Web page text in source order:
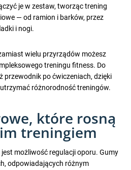
je w zestaw, tworząc trening
— od ramion i barków, przez
i nogi.
wielu przyrządów możesz
treningu fitness. Do
przewodnik po ćwiczeniach, dzięki
utrzymać różnorodność treningów.
które rosną
treningiem
możliwość regulacji oporu. Gumy
odpowiadających różnym